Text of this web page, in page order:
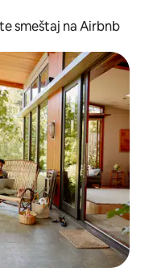
smeštaj na Airbnb